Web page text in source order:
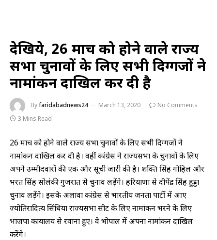
देखिये, 26 मार्च को होने वाले राज्‍य
सभा चुनावों के लिए सभी दिग्‍गजों ने
नामांकन दाखिल कर दी है
Byfaridabadnews24 March 13, 2020
No Comments
3 Mins Read
26 मार्च को होने वाले राज्‍य सभा चुनावों के लिए सभी दिग्‍गजों ने
नामांकन दाखिल कर दी है। वहीं कांग्रेस ने राज्यसभा के चुनावों के लिए
अपने उम्मीदवारों की एक और सूची जारी की है। शक्ति सिंह गोहिल और
भरत सिंह सोलंकी गुजरात से चुनाव लड़ेंगे। हरियाणा से दीपेंद्र सिंह हुड्डा
चुनाव लड़ेंगे। इसके अलावा कांग्रेस से भारतीय जनता पार्टी में आए
ज्योतिरादित्य सिंधिया राज्यसभा सीट के लिए नामांकन भरने के लिए
भाजपा कार्यालय से रवाना हुए। वे भोपाल में अपना नामांकन दाखिल
करेंगे।